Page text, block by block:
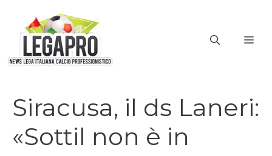
contenuto
Siracusa, il ds Laneri:
«Sottil non è in